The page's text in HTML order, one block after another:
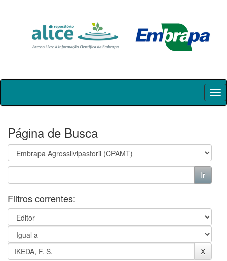
Skip
Página de Busca
Filtros correntes: